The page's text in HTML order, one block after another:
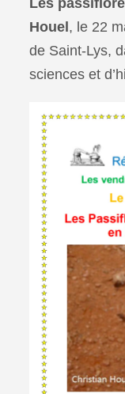
Houel, le 22
de Saint-Lys,
sciences et